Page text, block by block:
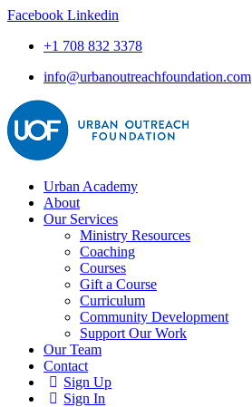
Facebook Linkedin
+1 708 832 3378
info@urbanoutreachfoundation.com
Urban Academy
About
Our Services
Ministry Resources
Coaching
Courses
Gift a Course
Curriculum
Community Development
Support Our Work
Our Team
Contact
Sign Up
Sign In